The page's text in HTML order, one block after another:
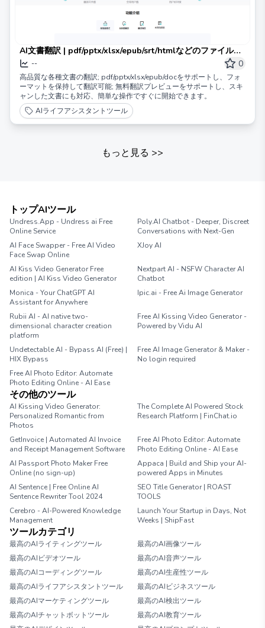
AI文書翻訳 | pdf/pptx/xlsx/epub/srt/htmlなどのファイルの
オンライン翻訳をサポート
-- 0
高品質な各種文書の翻訳; pdf/pptx/xlsx/epub/docをサポートし、フォ
ーマットを保持して翻訳可能; 無料翻訳プレビューをサポートし、スキ
ャンした文書にも対応、簡単な操作ですぐに開始できます。
AIライフアシスタントツール
もっと見る >>
トップAIツール
Undress.App - Undress ai Free
Online Service
Poly.AI Chatbot - Deeper, Discreet
Conversations with Next-Gen
AI Face Swapper - Free AI Video
Face Swap Online
XJoy AI
AI Kiss Video Generator Free
edition | AI Kiss Video Generator
Nextpart AI - NSFW Character AI
Chatbot
Monica - Your ChatGPT AI
Assistant for Anywhere
Ipic.ai - Free Ai Image Generator
Rubii AI - AI native two-
dimensional character creation
platform
Free AI Kissing Video Generator -
Powered by Vidu AI
Undetectable AI - Bypass AI (Free) |
HIX Bypass
Free AI Image Generator & Maker -
No login required
Free AI Photo Editor: Automate
Photo Editing Online - AI Ease
その他のツール
AI Kissing Video Generator:
Personalized Romantic from
Photos
The Complete AI Powered Stock
Research Platform | FinChat.io
GetInvoice | Automated AI Invoice
and Receipt Management Software
Free AI Photo Editor: Automate
Photo Editing Online - AI Ease
AI Passport Photo Maker Free
Online (no sign-up)
Appaca | Build and Ship your AI-
powered Apps in Minutes
AI Sentence | Free Online AI
Sentence Rewriter Tool 2024
SEO Title Generator | ROAST
TOOLS
Cerebro - AI-Powered Knowledge
Management
Launch Your Startup in Days, Not
Weeks | ShipFast
ツールカテゴリ
最高のAIライティングツール
最高のAI画像ツール
最高のAIビデオツール
最高のAI音声ツール
最高のAIコーディングツール
最高のAI生産性ツール
最高のAIライフアシスタントツール
最高のAIビジネスツール
最高のAIマーケティングツール
最高のAI検出ツール
最高のAIチャットボットツール
最高のAI教育ツール